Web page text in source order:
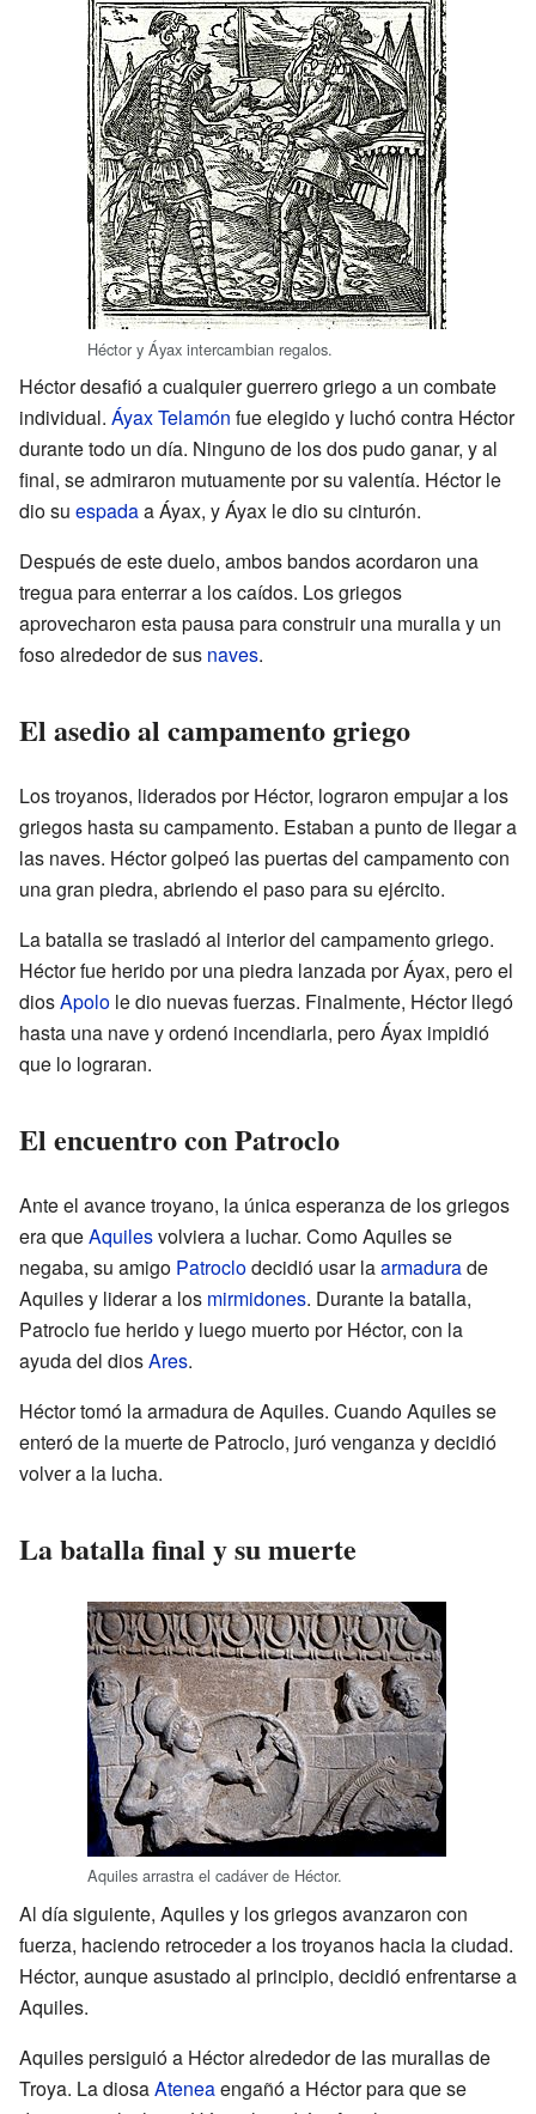
Héctor y Áyax intercambian regalos.
Héctor desafió a cualquier guerrero griego a un combate
individual. Áyax Telamón fue elegido y luchó contra Héctor
durante todo un día. Ninguno de los dos pudo ganar, y al
final, se admiraron mutuamente por su valentía. Héctor le
dio su espadaa Áyax, y Áyax le dio su cinturón.
Después de este duelo, ambos bandos acordaron una
tregua para enterrar a los caídos. Los griegos
aprovecharon esta pausa para construir una muralla y un
foso alrededor de sus naves.
El asedio al campamento griego
Los troyanos, liderados por Héctor, lograron empujar a los
griegos hasta su campamento. Estaban a punto de llegar a
las naves. Héctor golpeó las puertas del campamento con
una gran piedra, abriendo el paso para su ejército.
La batalla se trasladó al interior del campamento griego.
Héctor fue herido por una piedra lanzada por Áyax, pero el
diosApolo le dio nuevas fuerzas. Finalmente, Héctor llegó
hasta una nave y ordenó incendiarla, pero Áyax impidió
que lo lograran.
El encuentro con Patroclo
Ante el avance troyano, la única esperanza de los griegos
era queAquilesvolviera a luchar. Como Aquiles se
negaba, su amigo Patroclodecidió usar laarmadurade
Aquiles y liderar a los mirmidones. Durante la batalla,
Patroclo fue herido y luego muerto por Héctor, con la
ayuda del diosAres.
Héctor tomó la armadura de Aquiles. Cuando Aquiles se
enteró de la muerte de Patroclo, juró venganza y decidió
volver a la lucha.
La batalla final y su muerte
Aquiles arrastra el cadáver de Héctor.
Al día siguiente, Aquiles y los griegos avanzaron con
fuerza, haciendo retroceder a los troyanos hacia la ciudad.
Héctor, aunque asustado al principio, decidió enfrentarse a
Aquiles.
Aquiles persiguió a Héctor alrededor de las murallas de
Troya. La diosaAteneaengañó a Héctor para que se